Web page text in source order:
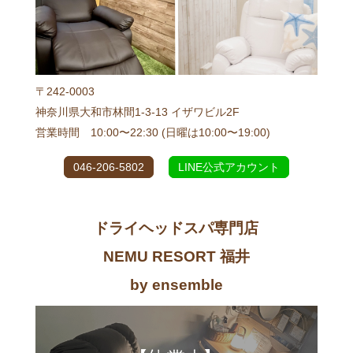
〒242-0003
神奈川県大和市林間1-3-13 イザワビル2F
営業時間 10:00〜22:30 (日曜は10:00〜19:00)
046-206-5802 LINE公式アカウント
ドライヘッドスパ専門店
NEMU RESORT 福井
by ensemble